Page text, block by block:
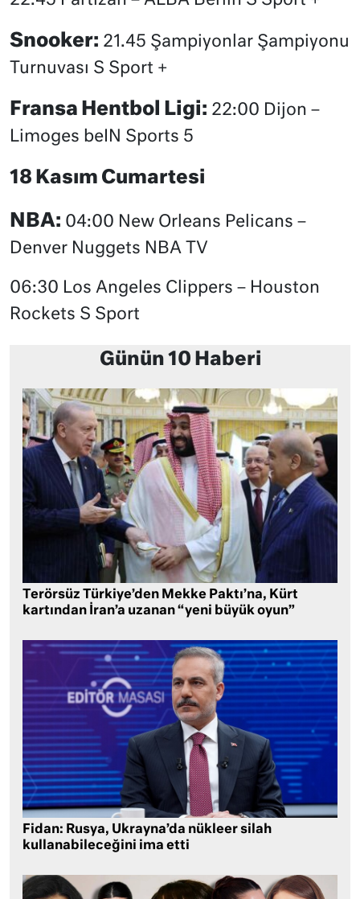
Snooker: 21.45 Şampiyonlar Şampiyonu
Turnuvası S Sport +
Fransa Hentbol Ligi: 22:00 Dijon –
Limoges beIN Sports 5
18 Kasım Cumartesi
NBA: 04:00 New Orleans Pelicans –
Denver Nuggets NBA TV
06:30 Los Angeles Clippers – Houston
Rockets S Sport
Günün 10 Haberi
Terörsüz Türkiye’den Mekke Paktı’na, Kürt
kartından İran’a uzanan “yeni büyük oyun”
Fidan: Rusya, Ukrayna’da nükleer silah
kullanabileceğini ima etti